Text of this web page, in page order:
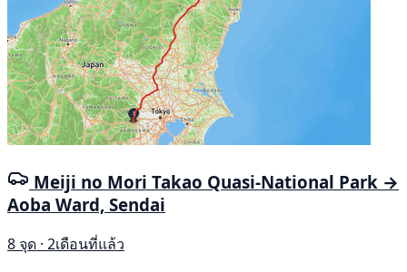
Meiji no Mori Takao Quasi-National Park →
Aoba Ward, Sendai
8 จุด · 2เดือนที่แล้ว